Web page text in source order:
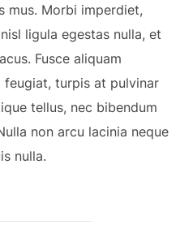
mus. Morbi imperdiet,
ligula egestas nulla, et
Fusce aliquam
feugiat, turpis at pulvinar
tellus, nec bibendum
non arcu lacinia neque
nulla.